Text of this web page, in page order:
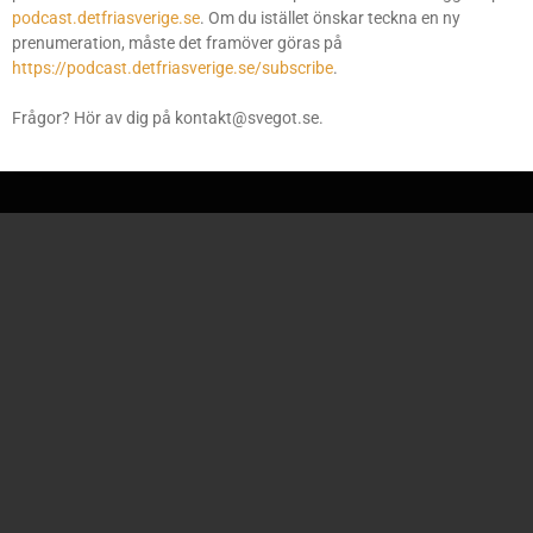
prenumeration via svegot.se sedan tidigare kan fortfarande
administrera den här.
podcast.detfriasverige.se. Om du istället önskar teckna en ny
prenumeration, måste det framöver göras på
https://podcast.detfriasverige.se/subscribe.
Frågor? Hör av dig på kontakt@svegot.se.